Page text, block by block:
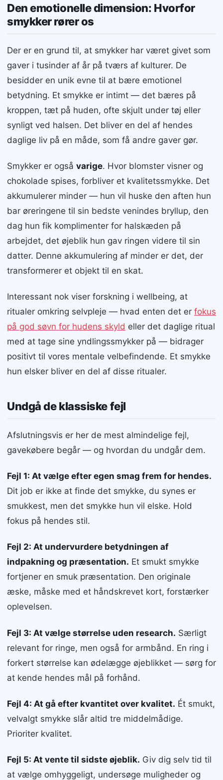
Den emotionelle dimension: Hvorfor
smykker rører os
Der er en grund til, at smykker har været givet som
gaver i tusinder af år på tværs af kulturer. De
besidder en unik evne til at bære emotionel
betydning. Et smykke er intimt — det bæres på
kroppen, tæt på huden, ofte skjult under tøj eller
synligt ved halsen. Det bliver en del af hendes
daglige liv på en måde, som få andre gaver gør.
Smykker er også varige. Hvor blomster visner og
chokolade spises, forbliver et kvalitetssmykke. Det
akkumulerer minder — hun vil huske den aften hun
bar øreringene til sin bedste venindes bryllup, den
dag hun fik komplimenter for halskæden på
arbejdet, det øjeblik hun gav ringen videre til sin
datter. Denne akkumulering af minder er det, der
transformerer et objekt til en skat.
Interessant nok viser forskning i wellbeing, at
ritualer omkring selvpleje — hvad enten det er fokus
på god søvn for hudens skyld eller det daglige ritual
med at tage sine yndlingssmykker på — bidrager
positivt til vores mentale velbefindende. Et smykke
hun elsker bliver en del af disse ritualer.
Undgå de klassiske fejl
Afslutningsvis er her de mest almindelige fejl,
gavekøbere begår — og hvordan du undgår dem.
Fejl 1: At vælge efter egen smag frem for hendes.
Dit job er ikke at finde det smykke, du synes er
smukkest, men det smykke hun vil elske. Hold
fokus på hendes stil.
Fejl 2: At undervurdere betydningen af
indpakning og præsentation. Et smukt smykke
fortjener en smuk præsentation. Den originale
æske, måske med et håndskrevet kort, forstærker
oplevelsen.
Fejl 3: At vælge størrelse uden research. Særligt
relevant for ringe, men også for armbånd. En ring i
forkert størrelse kan ødelægge øjeblikket — sørg for
at kende hendes mål på forhånd.
Fejl 4: At gå efter kvantitet over kvalitet. Ét smukt,
velvalgt smykke slår altid tre middelmådige.
Prioriter kvalitet.
Fejl 5: At vente til sidste øjeblik. Giv dig selv tid til
at vælge omhyggeligt, undersøge muligheder og